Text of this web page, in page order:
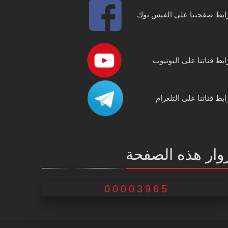
صفحتنا على الفيس بوك
قناتنا على اليوتيوب
قناتنا على التلغرام
هذه الصفحة
00003965